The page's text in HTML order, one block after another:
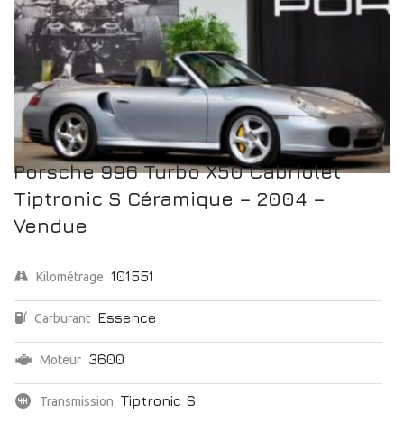
Porsche 996 Turbo X50 Cabriolet
Tiptronic S Céramique – 2004 –
Vendue
Kilométrage 101551
Carburant Essence
Moteur 3600
Transmission Tiptronic S